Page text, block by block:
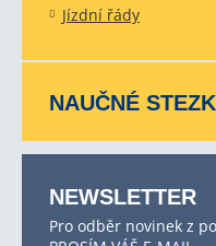
Jízdní řády
NAUČNÉ
NEWSLETTER
Pro odběr novinek z